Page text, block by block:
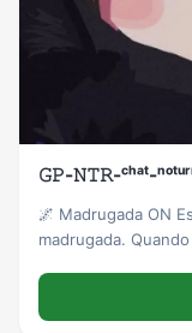
𝙶𝙿-𝙽𝚃𝚁-ᶜʰᵃᵗ-
🌌 Madrugada ON Espaço oficial pra manter a galera ativa de
madrugada.